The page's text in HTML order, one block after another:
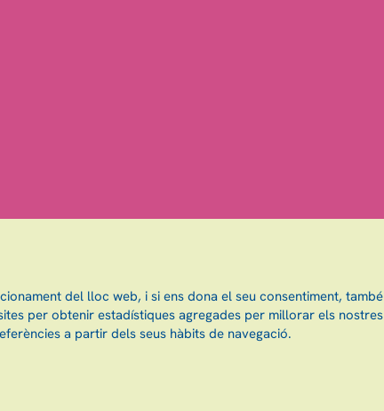
del lloc web, i si ens dona el seu consentiment, també
per obtenir estadístiques agregades per millorar els nostres
a partir dels seus hàbits de navegació.